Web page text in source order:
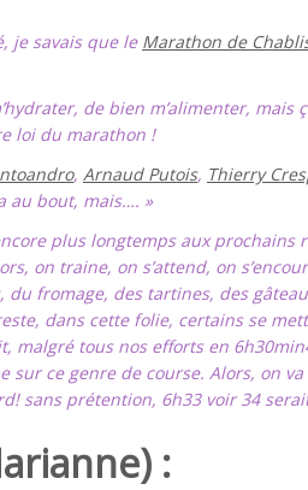
je savais que le Marathon de
de bien m’alimenter, mais
loi du marathon !
, Arnaud Putois, Thierry
au bout, mais…. »
plus longtemps aux
on traine, on s’attend, on
, du fromage, des tartines, des
dans cette folie, certains se
malgré tous nos efforts en
sur ce genre de course. Alors, on
sans prétention, 6h33 voir 34
: